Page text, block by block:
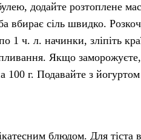
додайте розтоплене
вбирає сіль швидко.
1 ч. л. начинки, зліпіть
Якщо
100 г. Подавайте з
блюдом. Для